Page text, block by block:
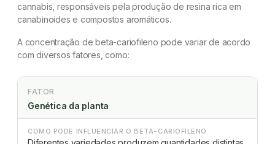
cannabis, responsáveis pela produção de resina rica em
canabinoides e compostos aromáticos.
A concentração de beta-cariofileno pode variar de acordo
com diversos fatores, como:
FATOR
Genética da planta
COMO PODE INFLUENCIAR O BETA-CARIOFILENO